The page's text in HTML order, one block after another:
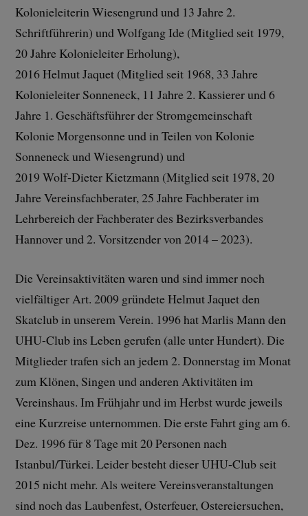
Kolonieleiterin Wiesengrund und 13 Jahre 2.
Schriftführerin) und Wolfgang Ide (Mitglied seit 1979,
20 Jahre Kolonieleiter Erholung),
2016 Helmut Jaquet (Mitglied seit 1968, 33 Jahre
Kolonieleiter Sonneneck, 11 Jahre 2. Kassierer und 6
Jahre 1. Geschäftsführer der Stromgemeinschaft
Kolonie Morgensonne und in Teilen von Kolonie
Sonneneck und Wiesengrund) und
2019 Wolf-Dieter Kietzmann (Mitglied seit 1978, 20
Jahre Vereinsfachberater, 25 Jahre Fachberater im
Lehrbereich der Fachberater des Bezirksverbandes
Hannover und 2. Vorsitzender von 2014 – 2023).
Die Vereinsaktivitäten waren und sind immer noch
vielfältiger Art. 2009 gründete Helmut Jaquet den
Skatclub in unserem Verein. 1996 hat Marlis Mann den
UHU-Club ins Leben gerufen (alle unter Hundert). Die
Mitglieder trafen sich an jedem 2. Donnerstag im Monat
zum Klönen, Singen und anderen Aktivitäten im
Vereinshaus. Im Frühjahr und im Herbst wurde jeweils
eine Kurzreise unternommen. Die erste Fahrt ging am 6.
Dez. 1996 für 8 Tage mit 20 Personen nach
Istanbul/Türkei. Leider besteht dieser UHU-Club seit
2015 nicht mehr. Als weitere Vereinsveranstaltungen
sind noch das Laubenfest, Osterfeuer, Ostereiersuchen,